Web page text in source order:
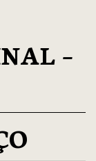
–